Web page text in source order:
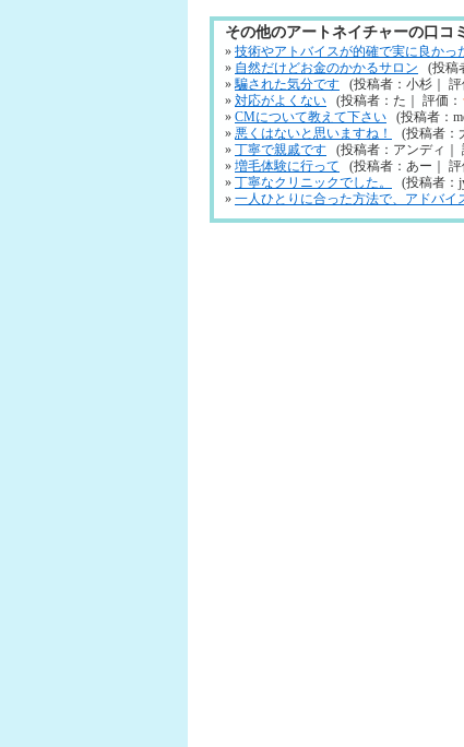
その他のアートネイチャーの口コミ
» 技術やアトバイスが的確で実に良かっ
» 自然だけどお金のかかるサロン (投稿
»騙された気分です (投稿者：小杉｜ 評
» 対応がよくない (投稿者：た｜ 評価：
» CMについて教えて下さい (投稿者：
» 悪くはないと思いますね！ (投稿者：
» 丁寧で親戚です (投稿者：アンディ｜
» 増毛体験に行って (投稿者：あー｜ 評
» 丁寧なクリニックでした。 (投稿者：
» 一人ひとりに合った方法で、アドバイ